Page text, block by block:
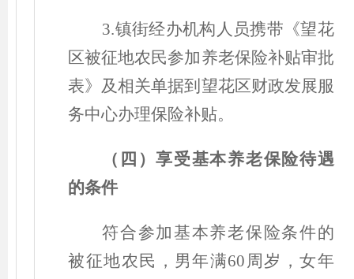
3.镇街经办机构人员携带《望花
区被征地农民参加养老保险补贴审批
表》及相关单据到 望花区财政发展服
务中心办理保险补贴。
（ 四 ）享受基本养老保险待遇
的条件
符合参加基本养老保险条件的
被征地农民，男年满60周岁，女年